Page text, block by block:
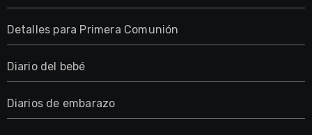
Detalles para Primera Comunión
Diario del bebé
Diarios de embarazo